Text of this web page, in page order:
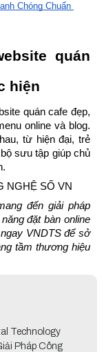
Chóng Chuẩn
quán
hiện
quán cafe đẹp,
online và blog.
từ hiện đại, trẻ
sưu tập giúp chủ
đến giải pháp
đặt bàn online
VNDTS để sở
tầm thương hiệu
Technology
Pháp Công